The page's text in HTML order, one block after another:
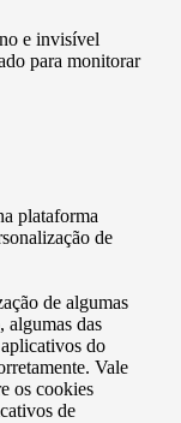
e invisível
para monitorar
plataforma
de
de algumas
algumas das
do
Vale
os cookies
de